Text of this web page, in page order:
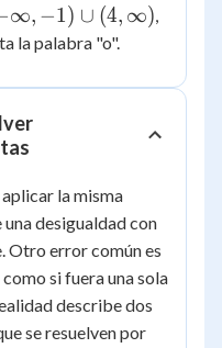
∞, −1) ∪ (4, ∞),
la palabra "o".
la misma
desigualdad con
Otro error común es
si fuera una sola
describe dos
se resuelven por